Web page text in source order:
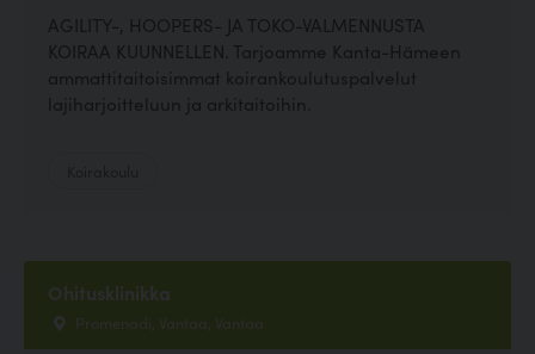
AGILITY-, HOOPERS- JA TOKO-VALMENNUSTA
KOIRAA KUUNNELLEN. Tarjoamme Kanta-Hämeen
ammattitaitoisimmat koirankoulutuspalvelut
lajiharjoitteluun ja arkitaitoihin.
Ohitusklinikka
Promenadi, Vantaa, Vantaa